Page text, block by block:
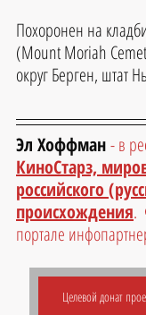
Похоронен на
(Mount Moriah
округ Берген, штат
Эл Хоффман - в
КиноСтарз,
российского
происхождения.
портале
Целевой донат